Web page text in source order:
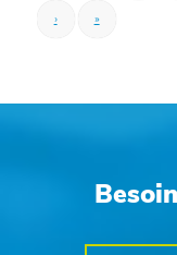
› »